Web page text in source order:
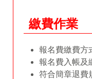
繳費作業
報名費繳費方
報名費入帳及
符合簡章退費